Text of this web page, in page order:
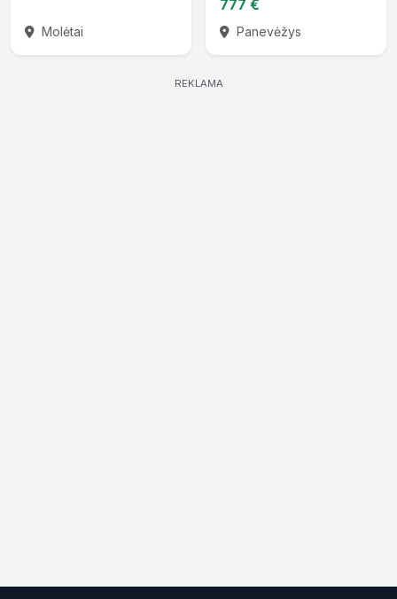
Molėtai
777 €
Panevėžys
REKLAMA